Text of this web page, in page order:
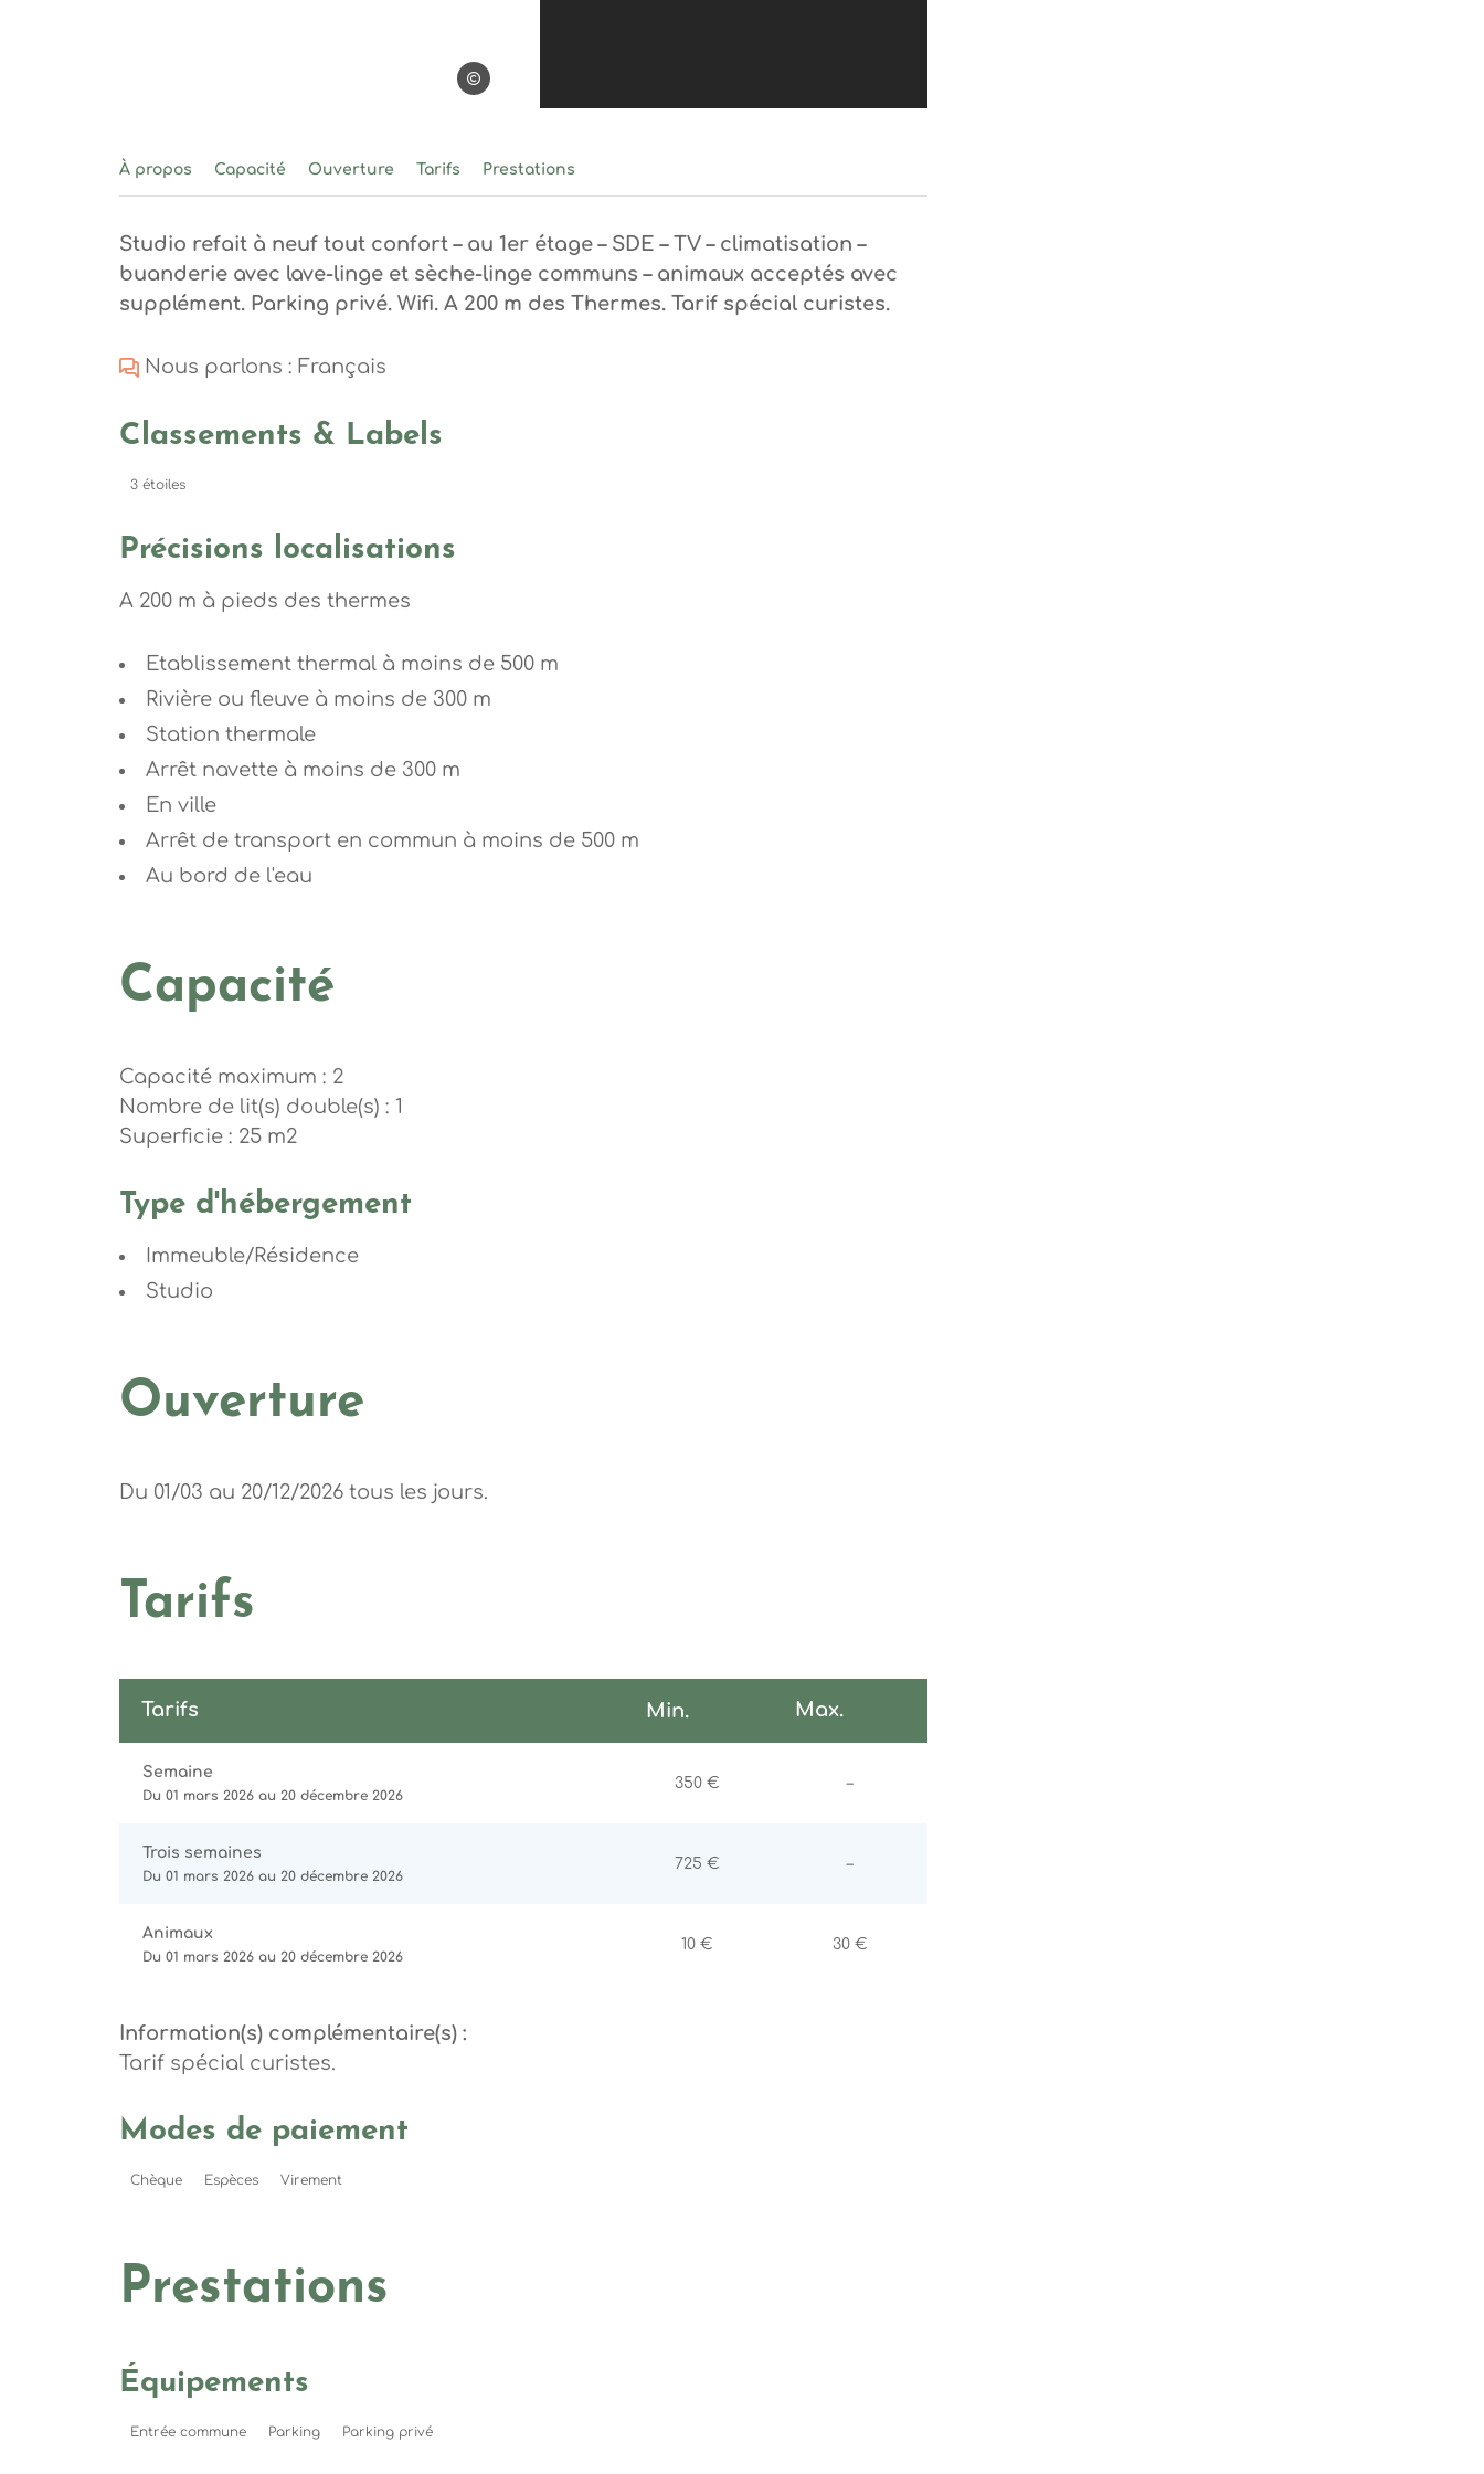
Mathieu Dupont
À propos Capacité Ouverture Tarifs Prestations
Studio refait à neuf tout confort – au 1er étage – SDE – TV – climatisation –
buanderie avec lave-linge et sèche-linge communs – animaux acceptés avec
supplément. Parking privé. Wifi. A 200 m des Thermes. Tarif spécial curistes.
Nous parlons : Français
Classements & Labels
3 étoiles
Précisions localisations
A 200 m à pieds des thermes
Etablissement thermal à moins de 500 m
Rivière ou fleuve à moins de 300 m
Station thermale
Arrêt navette à moins de 300 m
En ville
Arrêt de transport en commun à moins de 500 m
Au bord de l'eau
Capacité
Capacité maximum : 2
Nombre de lit(s) double(s) : 1
Superficie : 25 m2
Type d'hébergement
Immeuble/Résidence
Studio
Ouverture
Du 01/03 au 20/12/2026 tous les jours.
Tarifs
Tarifs Min. Max.
Semaine
Du 01 mars 2026 au 20 décembre 2026
350 € –Non communiqué
Trois semaines
Du 01 mars 2026 au 20 décembre 2026
725 € –Non communiqué
Animaux
Du 01 mars 2026 au 20 décembre 2026
10 € 30 €
Information(s) complémentaire(s) :
Tarif spécial curistes.
Modes de paiement
Chèque Espèces Virement
Prestations
Équipements
Entrée commune Parking Parking privé